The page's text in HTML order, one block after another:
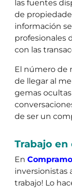
las fuentes
de
información
profesionales
con las
El número de
de llegar al
gemas ocultas
de ser un
Trabajo
En
inversionistas
trabajo! Lo